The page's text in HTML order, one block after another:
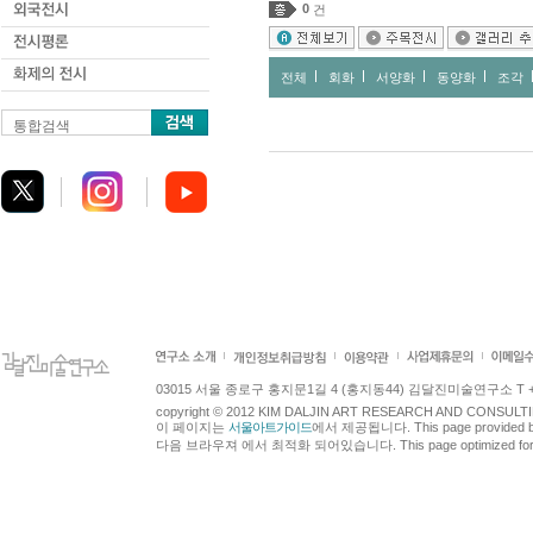
통합검색
0 건
전체 회화 서양화 동양화 조각
03015 서울 종로구 홍지문1길 4 (홍지동44) 김달진미술연구소 T
copyright © 2012 KIM DALJIN ART RESEARCH AND
이 페이지는 서울아트가이드에서 제공됩니다. This page provided
다음 브라우져 에서 최적화 되어있습니다. This page optimized